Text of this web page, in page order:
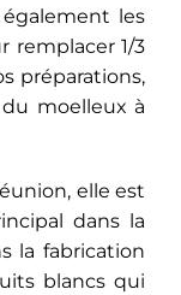
les
remplacer 1/3
préparations,
moelleux à
elle est
dans la
la fabrication
blancs qui